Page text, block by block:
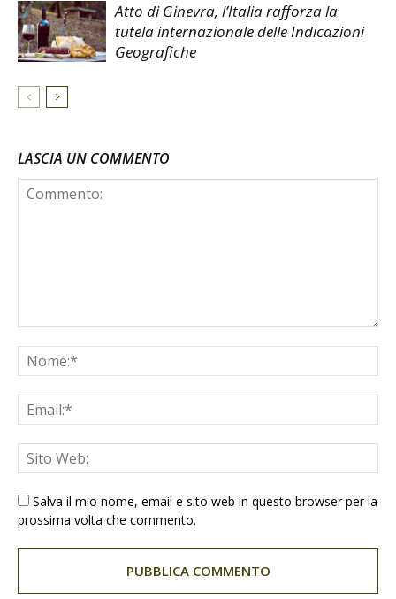
Atto di Ginevra, l’Italia rafforza la
tutela internazionale delle Indicazioni
Geografiche
LASCIA UN COMMENTO
Salva il mio nome, email e sito web in questo browser per la
prossima volta che commento.